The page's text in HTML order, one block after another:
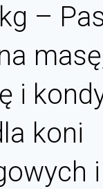
–
i
koni
i